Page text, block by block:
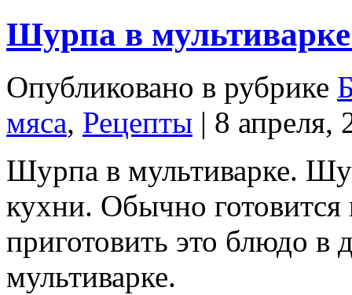
Шурпа в мультиварке
Опубликовано в рубрике
мяса, Рецепты | 8 апреля,
Шурпа в мультиварке.
кухни. Обычно
приготовить это блюдо в
мультиварке.